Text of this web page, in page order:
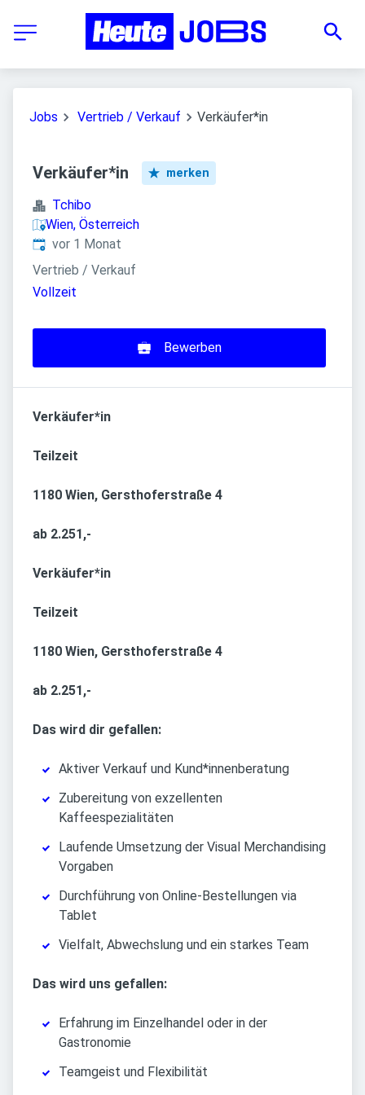
Jobs Vertrieb / Verkauf Verkäufer*in
Verkäufer*in merken
Tchibo
Wien, Österreich
Veröffentlicht:
vor 1 Monat
Vertrieb / Verkauf
Vollzeit
Bewerben
Verkäufer*in
Teilzeit
1180 Wien, Gersthoferstraße 4
ab 2.251,-
Verkäufer*in
Teilzeit
1180 Wien, Gersthoferstraße 4
ab 2.251,-
Das wird dir gefallen:
Aktiver Verkauf und Kund*innenberatung
Zubereitung von exzellenten
Kaffeespezialitäten
Laufende Umsetzung der Visual Merchandising
Vorgaben
Durchführung von Online-Bestellungen via
Tablet
Vielfalt, Abwechslung und ein starkes Team
Das wird uns gefallen:
Erfahrung im Einzelhandel oder in der
Gastronomie
Teamgeist und Flexibilität